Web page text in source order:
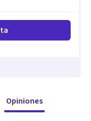
Opiniones